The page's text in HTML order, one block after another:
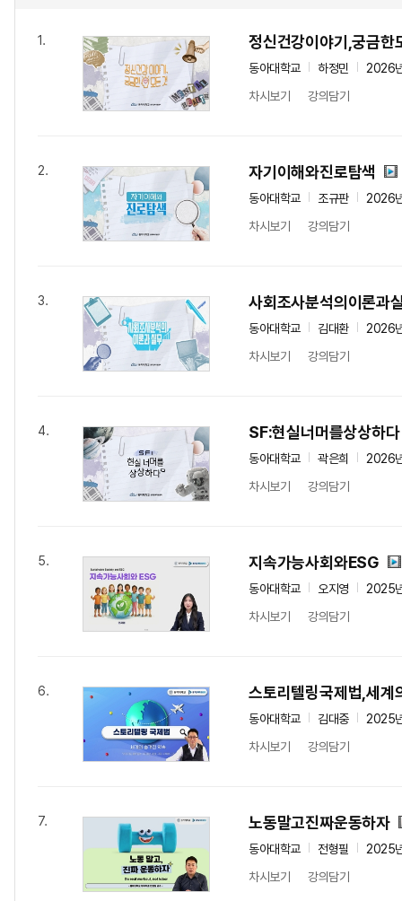
1. 정신건강이야기,궁금한
동아대학교 하정민
2026
차시보기
강의담기
2. 자기이해와진로탐색
동아대학교 조규판
2026
차시보기
강의담기
3. 사회조사분석의이론과
동아대학교 김대환
2026
차시보기
강의담기
4. SF:현실너머를상상하다
동아대학교 곽은희
2026
차시보기
강의담기
5. 지속가능사회와ESG
동아대학교 오지영
2025
차시보기
강의담기
6. 스토리텔링국제법,세계
동아대학교 김대중
2025
차시보기
강의담기
7. 노동말고진짜운동하자
동아대학교 전형필
2025
차시보기
강의담기